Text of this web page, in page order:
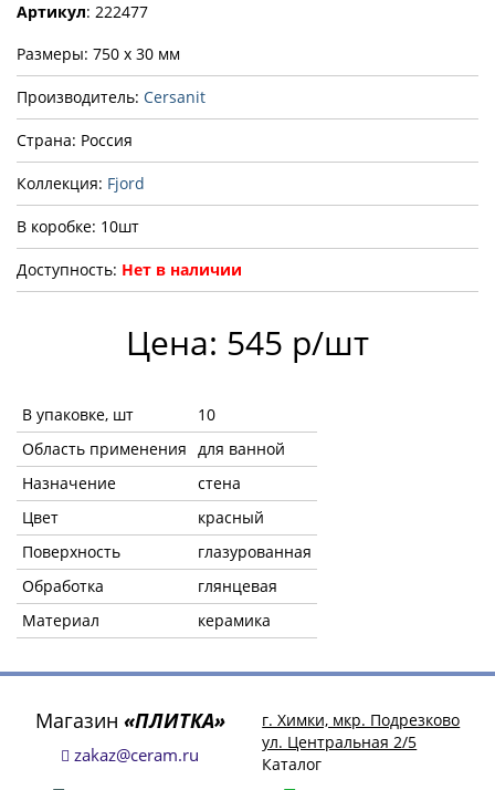
Артикул: 222477
Размеры: 750 x 30 мм
Производитель: Cersanit
Страна: Россия
Коллекция: Fjord
В коробке: 10шт
Доступность: Нет в наличии
Цена: 545 р/шт
В упаковке, шт
10
Область применения для ванной
Назначение
стена
Цвет
красный
Поверхность
глазурованная
Обработка
глянцевая
Материал
керамика
Магазин «ПЛИТКА»
zakaz@ceram.ru
г. Химки, мкр. Подрезково
ул. Центральная 2/5
Каталог